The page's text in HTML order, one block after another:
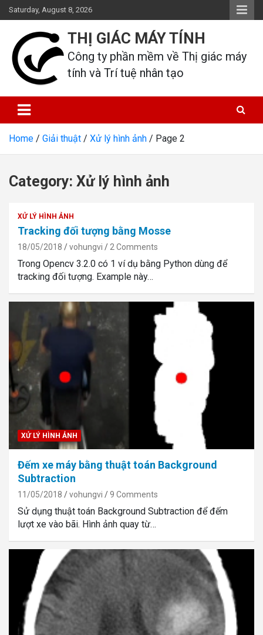
Skip
to
content
Saturday, August 8, 2026
THỊ GIÁC MÁY TÍNH
Công ty phần mềm về Thị giác máy
tính và Trí tuệ nhân tạo
Home Giải thuật Xử lý hình ảnh Page 2
Category: Xử lý hình ảnh
XỬ LÝ HÌNH ẢNH
Tracking đối tượng bằng Mosse
18/05/2018 vohungvi 2 Comments
Trong Opencv 3.2.0 có 1 ví dụ bằng Python dùng để
tracking đối tượng. Example này…
XỬ LÝ HÌNH ẢNH
Đếm xe máy bằng thuật toán Background
Subtraction
11/05/2018 vohungvi 9 Comments
Sử dụng thuật toán Background Subtraction để đếm
lượt xe vào bãi. Hình ảnh quay từ…